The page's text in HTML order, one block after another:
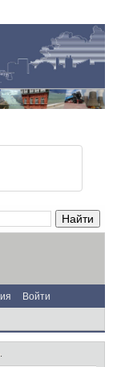
Войти